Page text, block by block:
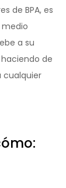
de BPA, es
a su
de
cualquier